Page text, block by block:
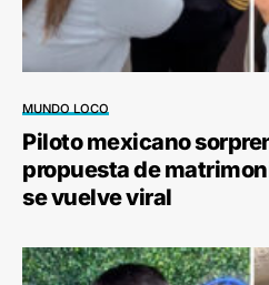
MUNDO LOCO
Piloto mexicano
propuesta de
se vuelve viral